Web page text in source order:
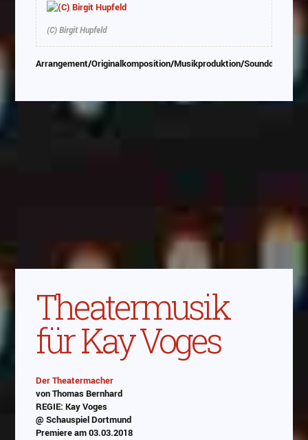
(C) Birgit Hupfeld
Arrangement/Originalkomposition/Musikproduktion/Sounddesign/
Theatermusik
für Kay Voges
Abspielen
Das Video wird von Youtube eingebettet
Der Theatermacher
von Thomas Bernhard
REGIE: Kay Voges
@ Schauspiel Dortmund
Premiere am 03.03.2018